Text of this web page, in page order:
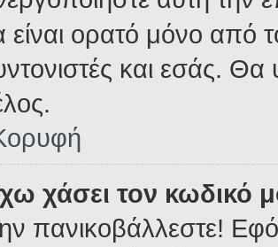
είναι ορατό μόνο από
και εσάς.
χάσει τον κωδικό
πανικοβάλλεστε!